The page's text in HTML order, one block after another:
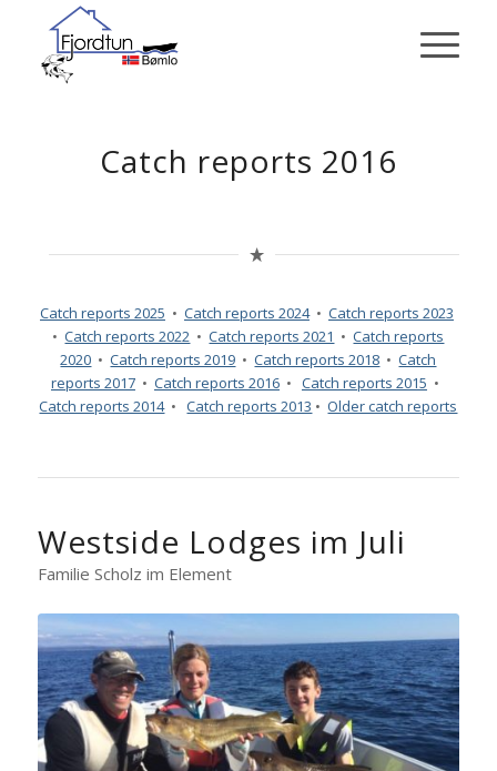
Catch reports 2016
Catch reports 2025 • Catch reports 2024• Catch reports 2023
•Catch reports 2022 •Catch reports 2021 •Catch reports
2020 •Catch reports 2019 •Catch reports 2018 •Catch
reports 2017• Catch reports 2016• Catch reports 2015 •
Catch reports 2014•Catch reports 2013 •Older catch reports
Westside Lodges im Juli
Familie Scholz im Element